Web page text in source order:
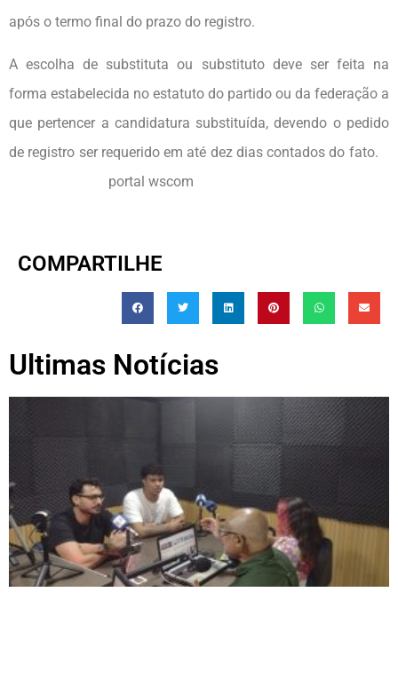
após o termo final do prazo do registro.
A escolha de substituta ou substituto deve ser feita na
forma estabelecida no estatuto do partido ou da federação a
que pertencer a candidatura substituída, devendo o pedido
de registro ser requerido em até dez dias contados do fato.
portal wscom
COMPARTILHE
Ultimas Notícias